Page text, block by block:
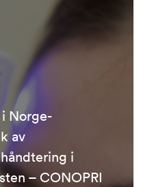
Norge-
av
i
– CONOPRI